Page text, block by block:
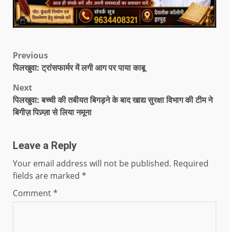
Previous
पिलखुवा: ट्रांसफार्मर में लगी आग पर पाया काबू
Next
पिलखुवा: बच्ची की तबीयत बिगड़ने के बाद खाद्य सुरक्षा विभाग की टीम ने
बिगीज़ पिज़्ज़ा से लिया नमूना
Leave a Reply
Your email address will not be published. Required
fields are marked *
Comment*